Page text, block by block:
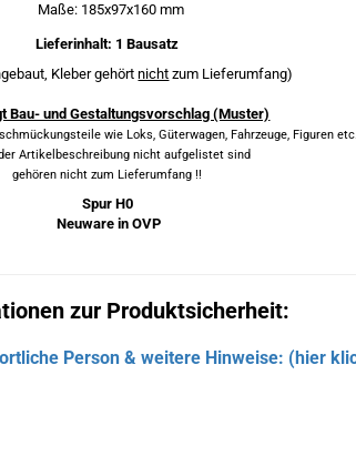
Maße: 185x97x160 mm
Lieferinhalt: 1 Bausatz
Kleber gehörtnicht zum Lieferumfang)
Bau- und Gestaltungsvorschlag (Muster)
wie Loks, Güterwagen, Fahrzeuge, Figuren etc.
Artikelbeschreibung nicht aufgelistet sind
gehören nicht zum Lieferumfang !!
Spur H0
Neuware in OVP
zur Produktsicherheit:
Person & weitere Hinweise: (hier